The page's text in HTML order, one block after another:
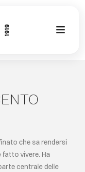
Toggle
PROJECT
che sa rendersi
vivere. Ha
centrale delle